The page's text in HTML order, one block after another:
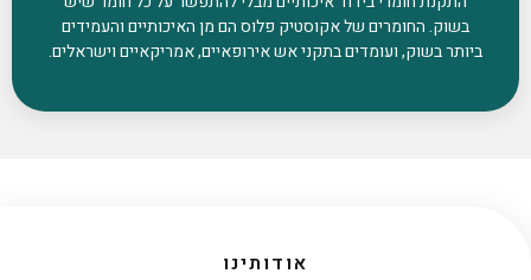
בשוק. החומרים של אקוסטיק פלוס הם מן האיכותיים והעמידים
ביותר בשוק, ועומדים בתקני אש אירופאיים, אמריקאיים וישראלים.
אודותינו